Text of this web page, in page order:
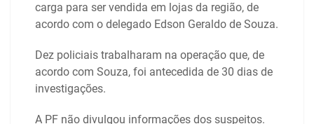
carga para ser vendida em lojas da região, de
acordo com o delegado Edson Geraldo de Souza.
Dez policiais trabalharam na operação que, de
acordo com Souza, foi antecedida de 30 dias de
investigações.
A PF não divulgou informações dos suspeitos.